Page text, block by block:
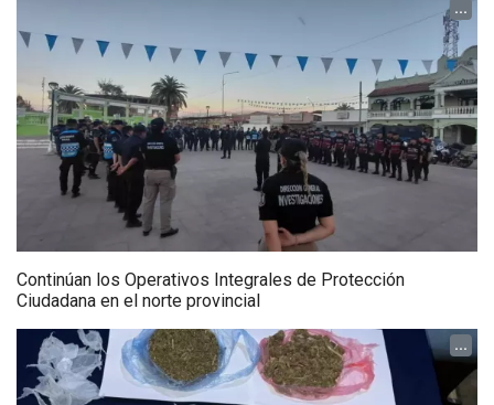
...
Continúan los Operativos Integrales de Protección
Ciudadana en el norte provincial
...